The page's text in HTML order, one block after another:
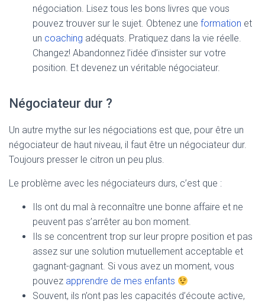
négociation. Lisez tous les bons livres que vous
pouvez trouver sur le sujet. Obtenez une formation et
un coaching adéquats. Pratiquez dans la vie réelle.
Changez! Abandonnez l’idée d’insister sur votre
position. Et devenez un véritable négociateur.
Négociateur dur ?
Un autre mythe sur les négociations est que, pour être un
négociateur de haut niveau, il faut être un négociateur dur.
Toujours presser le citron un peu plus.
Le problème avec les négociateurs durs, c’est que :
Ils ont du mal à reconnaître une bonne affaire et ne
peuvent pas s’arrêter au bon moment.
Ils se concentrent trop sur leur propre position et pas
assez sur une solution mutuellement acceptable et
gagnant-gagnant. Si vous avez un moment, vous
pouvez apprendre de mes enfants
Souvent, ils n’ont pas les capacités d’écoute active,